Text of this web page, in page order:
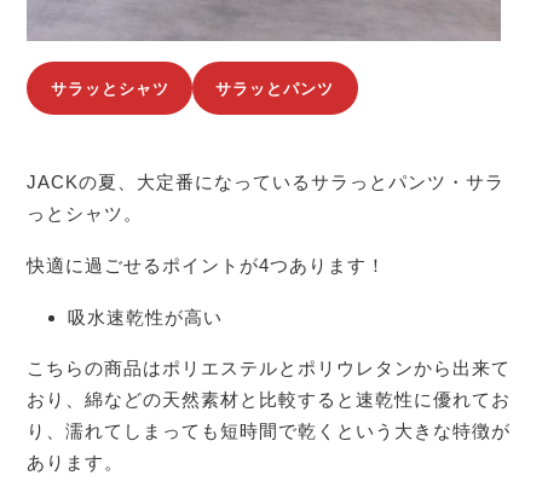
サラッとシャツ サラッとパンツ
JACKの夏、大定番になっているサラっとパンツ・サラ
っとシャツ。
快適に過ごせるポイントが4つあります！
吸水速乾性が高い
こちらの商品はポリエステルとポリウレタンから出来て
おり、綿などの天然素材と比較すると速乾性に優れてお
り、濡れてしまっても短時間で乾くという大きな特徴が
あります。